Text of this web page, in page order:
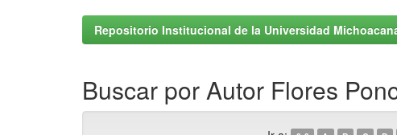
Repositorio Institucional de la Universidad
Buscar por Autor Flores